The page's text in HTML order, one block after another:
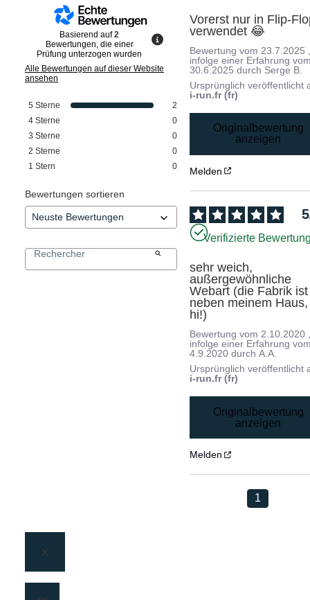
Basierend auf2
Bewertungen, die einer
Prüfung unterzogen wurden
Alle Bewertungen auf dieser Website
ansehen
5 Sterne
2
4 Sterne
0
3 Sterne
0
2 Sterne
0
1 Stern 0
Bewertungen sortieren
Vorerst nur in Flip-
verwendet 😂
Bewertung vom 23.7.2025
infolge einer Erfahrung
30.6.2025 durch Serge B.
Ursprünglich veröffentlicht
i-run.fr (fr)
Originalbewertung
anzeigen
Melden
5
Verifizierte
sehr weich,
außergewöhnliche
Webart (die Fabrik ist
neben meinem
hi!)
Bewertung vom 2.10.2020
infolge einer Erfahrung
4.9.2020 durchA.A.
Ursprünglich veröffentlicht
i-run.fr (fr)
Originalbewertung
anzeigen
Melden
1